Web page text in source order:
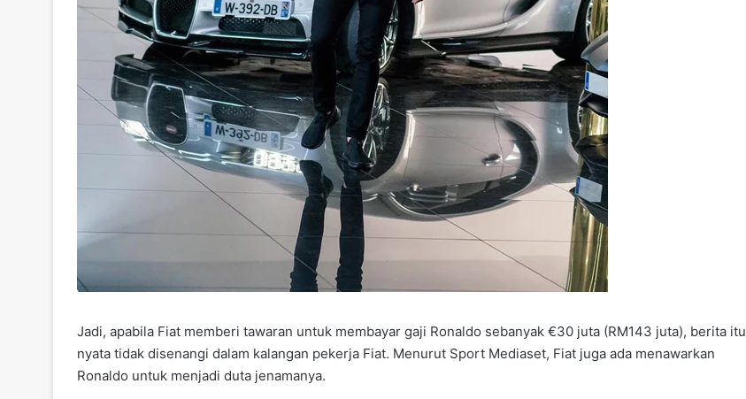
Jadi, apabila Fiat memberi tawaran untuk membayar gaji Ronaldo sebanyak €30 juta (RM143 juta), berita itu
nyata tidak disenangi dalam kalangan pekerja Fiat. Menurut Sport Mediaset, Fiat juga ada menawarkan
Ronaldo untuk menjadi duta jenamanya.